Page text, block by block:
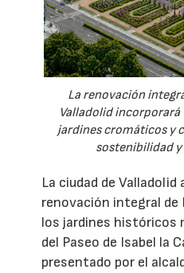
La renovación
Valladolid incorporará
jardines cromáticos y
sostenibilidad
La ciudad de
renovación integral de
los jardines históricos
del Paseo de Isabel la
presentado por el